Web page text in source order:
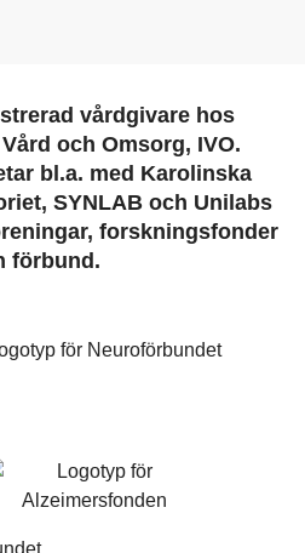
vårdgivare hos
och Omsorg, IVO.
bl.a. med Karolinska
SYNLAB och Unilabs
forskningsfonder
förbund.